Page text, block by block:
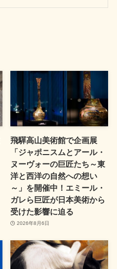
飛驒高山美術館で企画展
「ジャポニスムとアール・
ヌーヴォーの巨匠たち～東
洋と西洋の自然への想い
～」を開催中！エミール・
ガレら巨匠が日本美術から
受けた影響に迫る
2026年8月6日